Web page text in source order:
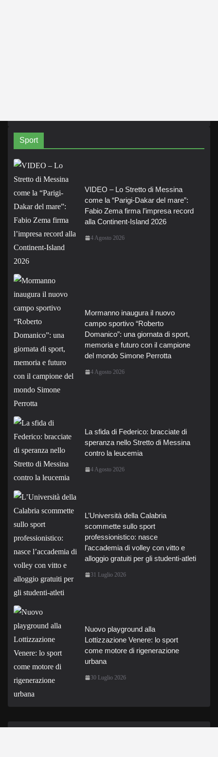
Sport
VIDEO – Lo Stretto di Messina
come la “Parigi-Dakar del mare”:
Fabio Zema firma l’impresa record
alla Continent-Island 2026
4 Agosto 2026
Mormanno inaugura il nuovo
campo sportivo “Roberto
Domanico”: una giornata di sport,
memoria e futuro con il campione
del mondo Simone Perrotta
4 Agosto 2026
La sfida di Federico: bracciate di
speranza nello Stretto di Messina
contro la leucemia
4 Agosto 2026
L’Università della Calabria
scommette sullo sport
professionistico: nasce
l’accademia di volley con vitto e
alloggio gratuiti per gli studenti-atleti
31 Luglio 2026
Nuovo playground alla
Lottizzazione Venere: lo sport
come motore di rigenerazione
urbana
30 Luglio 2026